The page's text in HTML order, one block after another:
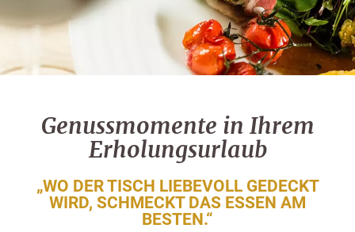
Genussmomente in Ihrem
Erholungsurlaub
„WO DER TISCH LIEBEVOLL GEDECKT
WIRD, SCHMECKT DAS ESSEN AM
BESTEN.“